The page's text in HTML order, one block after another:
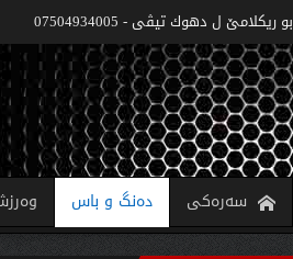
بو ريكلامێ ل دهوك تیڤی - 07504934005
سەرەکی دەنگ و باس